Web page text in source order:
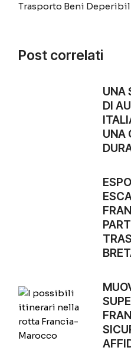
Trasporto Beni
Post correlati
UNA
DI
UNA